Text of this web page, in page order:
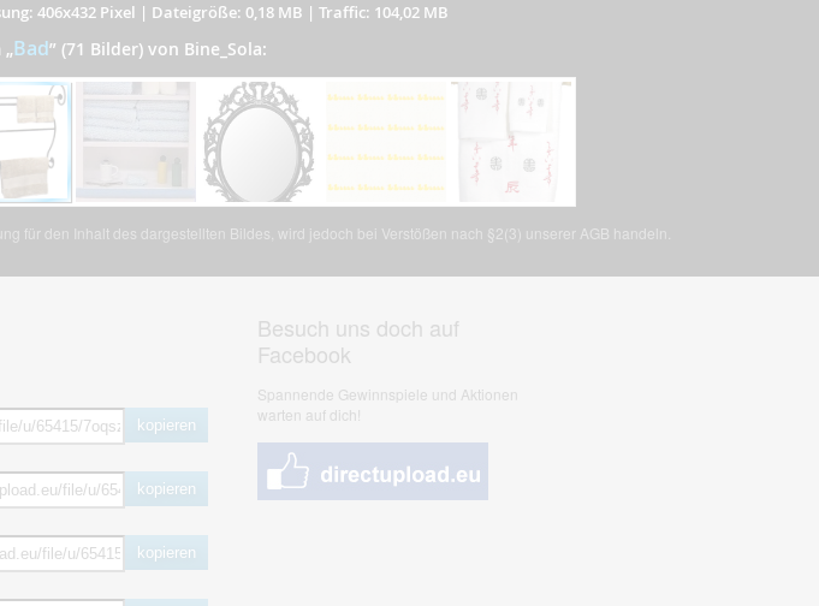
406x432 Pixel | Dateigröße: 0,18 MB | Traffic: 104,02 MB
„Bad” (71 Bilder) von Bine_Sola:
den Inhalt des dargestellten Bildes, wird jedoch bei Verstößen nach §2(3) unserer AGB handeln.
kopieren
kopieren
kopieren
Besuch uns doch auf
Facebook
Spannende Gewinnspiele und Aktionen
warten auf dich!